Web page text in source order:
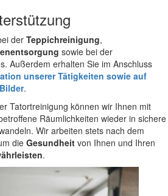
der Teppichreinigung,
sowie bei der
Außerdem erhalten Sie im Anschluss
unserer Tätigkeiten sowie auf
.
Tatortreinigung können wir Ihnen mit
Räumlichkeiten wieder in sichere
Wir arbeiten stets nach dem
die Gesundheit von Ihnen und Ihren
.